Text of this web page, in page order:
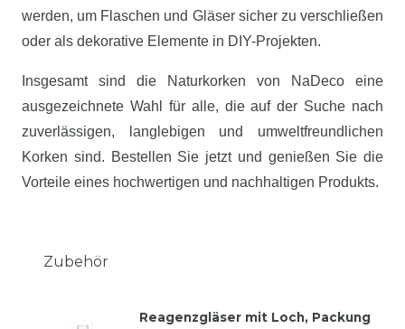
werden, um Flaschen und Gläser sicher zu verschließen
oder als dekorative Elemente in DIY-Projekten.
Insgesamt sind die Naturkorken von NaDeco eine
ausgezeichnete Wahl für alle, die auf der Suche nach
zuverlässigen, langlebigen und umweltfreundlichen
Korken sind. Bestellen Sie jetzt und genießen Sie die
Vorteile eines hochwertigen und nachhaltigen Produkts.
Zubehör
Reagenzgläser mit Loch, Packung